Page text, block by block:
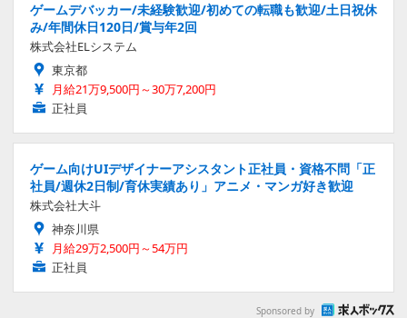
ゲームデバッカー/未経験歓迎/初めての転職も歓迎/土日祝休
み/年間休日120日/賞与年2回
株式会社ELシステム
東京都
月給21万9,500円～30万7,200円
正社員
ゲーム向けUIデザイナーアシスタント正社員・資格不問「正
社員/週休2日制/育休実績あり」アニメ・マンガ好き歓迎
株式会社大斗
神奈川県
月給29万2,500円～54万円
正社員
Sponsored by